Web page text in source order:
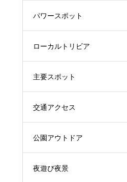
パワースポット
ローカルトリビア
主要スポット
交通アクセス
公園アウトドア
夜遊び夜景